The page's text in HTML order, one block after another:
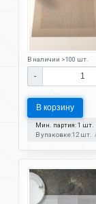
В наличии >100 шт.
-
В корзину
Мин. партия: 1 шт.
В упаковке:12 шт.